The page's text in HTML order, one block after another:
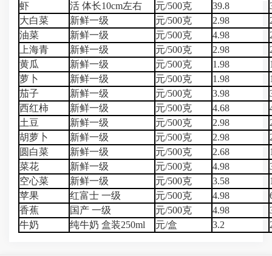
虾
活 体长10cm左右 元/500克 39.8
大白菜
新鲜一级 元/500克 2.98
油菜
新鲜一级 元/500克 4.98
上海青
新鲜一级 元/500克 2.98
黄瓜
新鲜一级 元/500克 1.98
萝卜
新鲜一级 元/500克 1.98
茄子
新鲜一级 元/500克 3.98
西红柿
新鲜一级 元/500克 4.68
土豆
新鲜一级 元/500克 2.98
胡萝卜
新鲜一级 元/500克 2.98
圆白菜
新鲜一级 元/500克 2.68
菜花
新鲜一级 元/500克 4.98
空心菜
新鲜一级 元/500克 3.58
苹果
红富士 一级 元/500克 4.98
香蕉
国产 一级 元/500克 4.98
牛奶
纯牛奶 盒装250ml 元/盒 3.2